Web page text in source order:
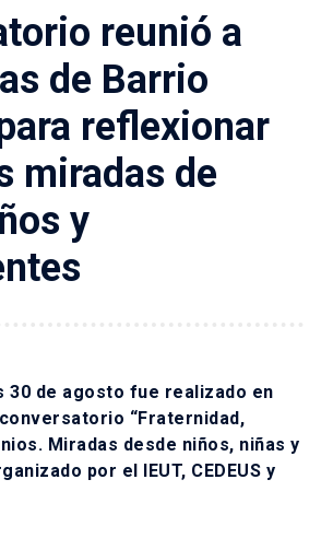
reunió a
de Barrio
reflexionar
miradas de
y
30 de agosto fue realizado en
“Fraternidad,
Miradas desde niños, niñas y
por el IEUT, CEDEUS y